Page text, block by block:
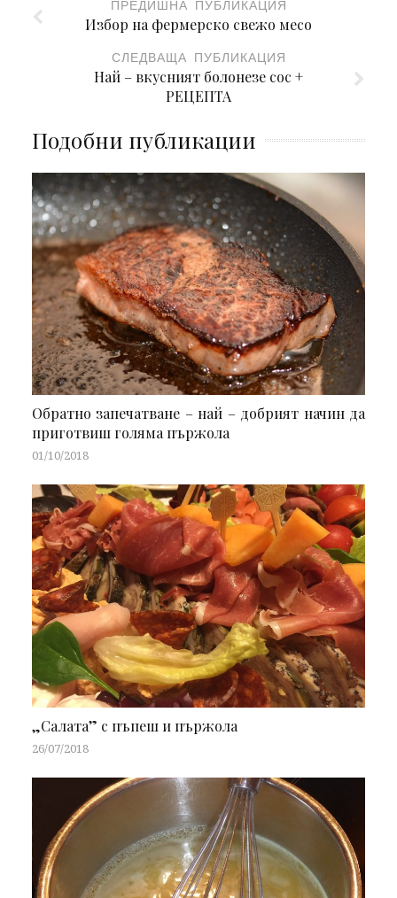
ПРЕДИШНА ПУБЛИКАЦИЯ
Избор на фермерско свежо месо
СЛЕДВАЩА ПУБЛИКАЦИЯ
Най – вкусният болонезе сос +
РЕЦЕПТА
Подобни публикации
Обратно запечатване – най – добрият начин да
приготвиш голяма пържола
01/10/2018
„Салата” с пъпеш и пържола
26/07/2018